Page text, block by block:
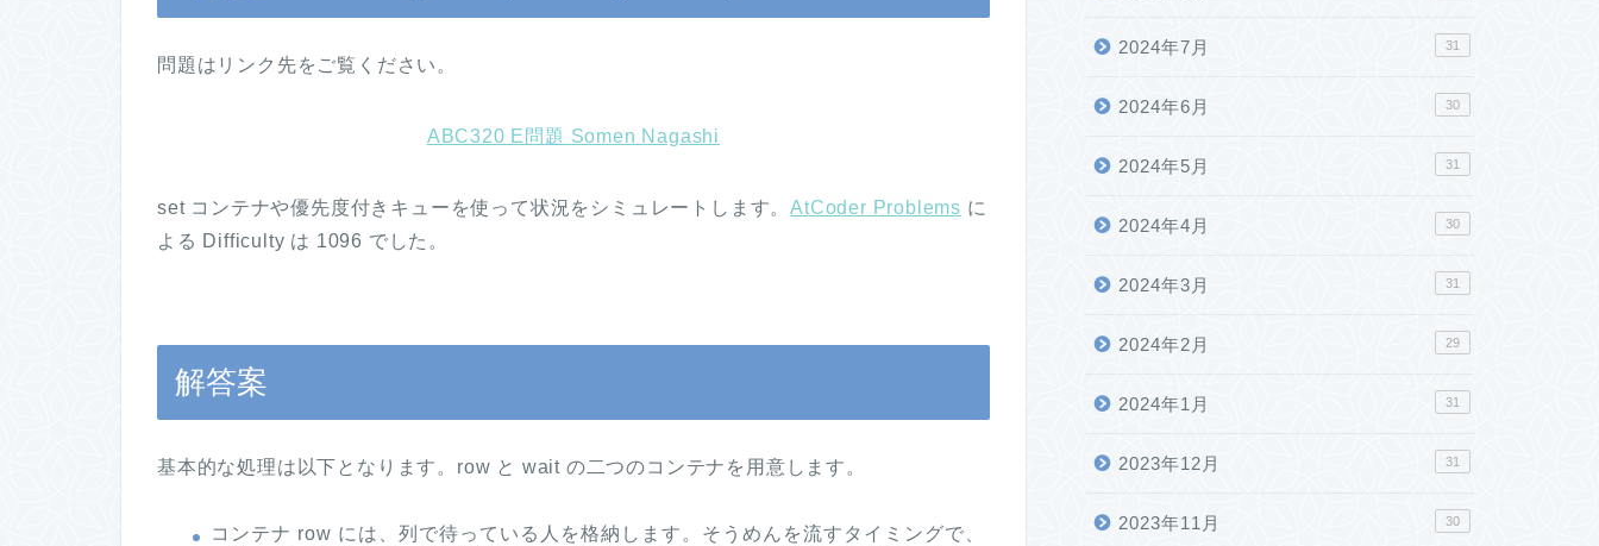
問題はリンク先をご覧ください。
ABC320 E問題 Somen Nagashi
set コンテナや優先度付きキューを使って状況をシミュレートします。AtCoder Problems に
よる Difficulty は 1096 でした。
解答案
基本的な処理は以下となります。row と wait の二つのコンテナを用意します。
コンテナ row には、列で待っている人を格納します。そうめんを流すタイミングで、
2024年7月 31
2024年6月 30
2024年5月 31
2024年4月 30
2024年3月 31
2024年2月 29
2024年1月 31
2023年12月 31
2023年11月 30